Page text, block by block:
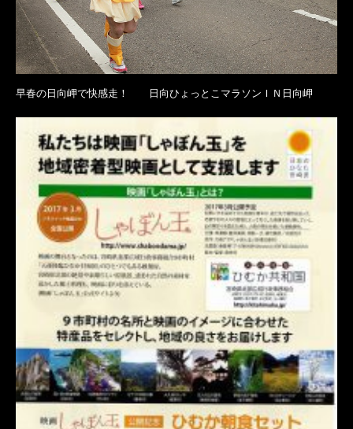
早春の日向岬で快感走！ 日向ひょっとこマラソンＩＮ日向岬